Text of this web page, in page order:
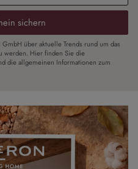
sichern
über aktuelle Trends rund um das
werden. Hier finden Sie die
die allgemeinen Informationen zum